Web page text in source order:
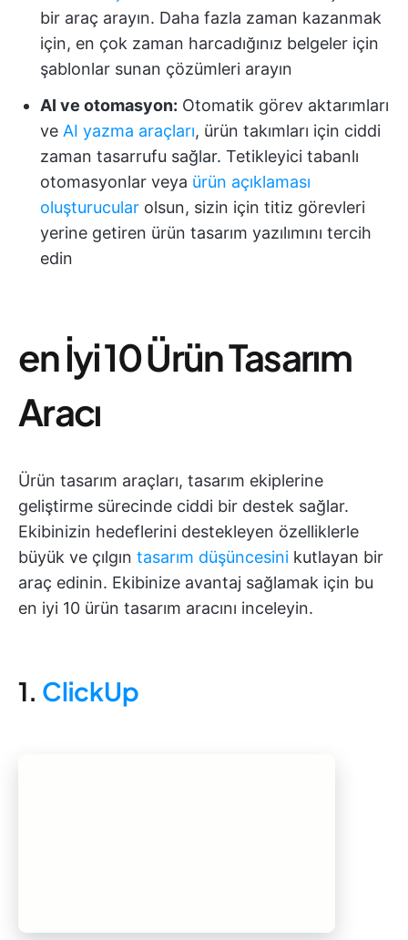
bir araç arayın. Daha fazla zaman kazanmak
için, en çok zaman harcadığınız belgeler için
şablonlar sunan çözümleri arayın
AI ve otomasyon: Otomatik görev aktarımları
ve AI yazma araçları, ürün takımları için ciddi
zaman tasarrufu sağlar. Tetikleyici tabanlı
otomasyonlar veya ürün açıklaması
oluşturucular olsun, sizin için titiz görevleri
yerine getiren ürün tasarım yazılımını tercih
edin
en İyi 10 Ürün Tasarım
Aracı
Ürün tasarım araçları, tasarım ekiplerine
geliştirme sürecinde ciddi bir destek sağlar.
Ekibinizin hedeflerini destekleyen özelliklerle
büyük ve çılgın tasarım düşüncesini kutlayan bir
araç edinin. Ekibinize avantaj sağlamak için bu
en iyi 10 ürün tasarım aracını inceleyin.
1. ClickUp